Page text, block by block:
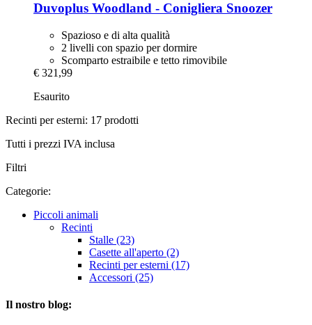
Duvoplus Woodland -​ Conigliera Snoozer
Spazioso e di alta qualità
2 livelli con spazio per dormire
Scomparto estraibile e tetto rimovibile
€ 321,99
Esaurito
Recinti per esterni: 17 prodotti
Tutti i prezzi IVA inclusa
Filtri
Categorie:
Piccoli animali
Recinti
Stalle (23)
Casette all'aperto (2)
Recinti per esterni (17)
Accessori (25)
Il nostro blog: